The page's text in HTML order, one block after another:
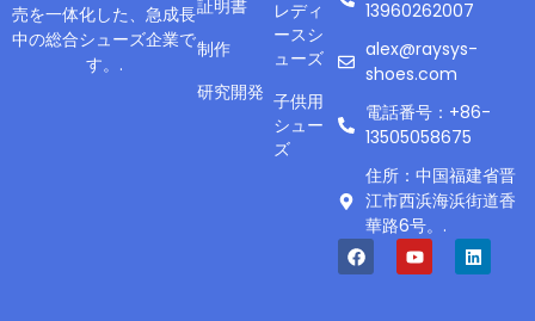
売を一体化した、急成長
中の総合シューズ企業で
す。.
証明書
制作
研究開発
レディ
ースシ
ューズ
子供用
シュー
ズ
13960262007
alex@raysys-
shoes.com
電話番号：+86-
13505058675
住所：中国福建省晋
江市西浜海浜街道香
華路6号。.